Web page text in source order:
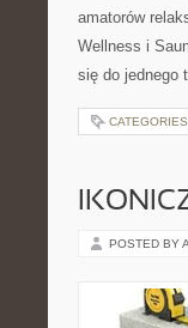
amatorów
Wellness i
się do jednego
POSTED BY